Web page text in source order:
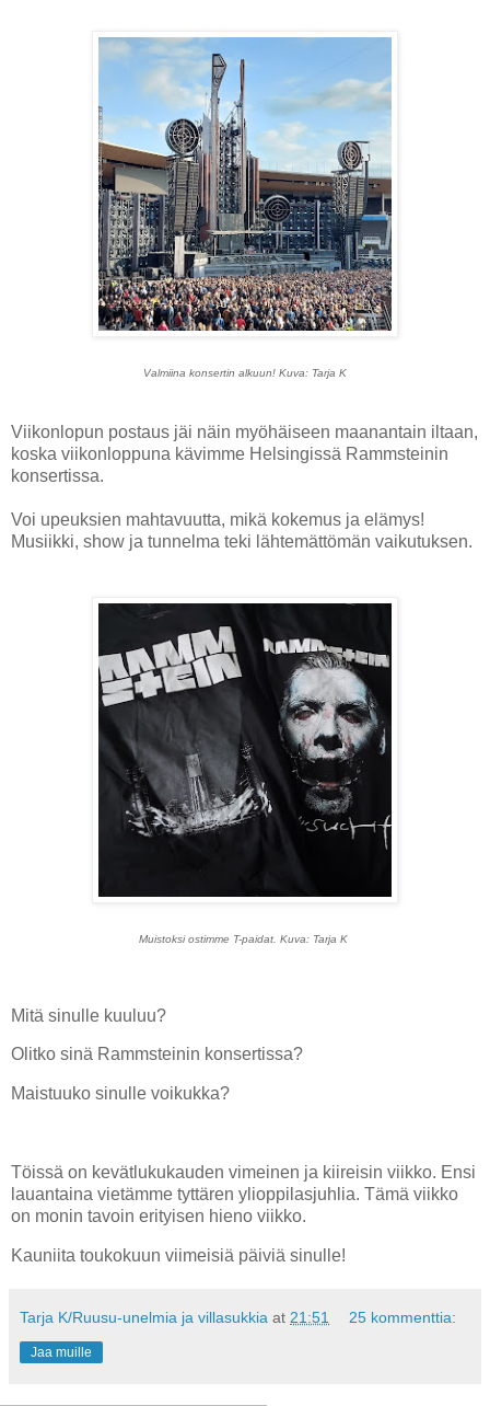
Valmiina konsertin alkuun! Kuva: Tarja K
Viikonlopun postaus jäi näin myöhäiseen maanantain iltaan,
koska viikonloppuna kävimme Helsingissä Rammsteinin
konsertissa.
Voi upeuksien mahtavuutta, mikä kokemus ja elämys!
Musiikki, show ja tunnelma teki lähtemättömän vaikutuksen.
Muistoksi ostimme T-paidat. Kuva: Tarja K
Mitä sinulle kuuluu?
Olitko sinä Rammsteinin konsertissa?
Maistuuko sinulle voikukka?
Töissä on kevätlukukauden vimeinen ja kiireisin viikko. Ensi
lauantaina vietämme tyttären ylioppilasjuhlia. Tämä viikko
on monin tavoin erityisen hieno viikko.
Kauniita toukokuun viimeisiä päiviä sinulle!
Tarja K/Ruusu-unelmia ja villasukkia at 21:51 25 kommenttia:
Jaa muille